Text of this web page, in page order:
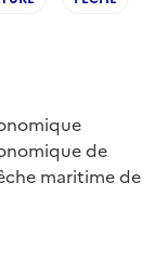
de
maritime de